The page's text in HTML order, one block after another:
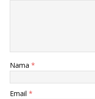
Nama *
Email *